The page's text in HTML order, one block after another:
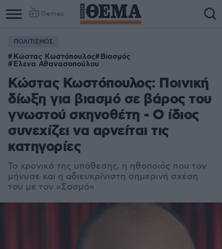
Games
ΠΟΛΙΤΙΣΜΟΣ
Κώστας Κωστόπουλος Βιασμός
Έλενα Αθανασοπούλου
Κώστας Κωστόπουλος: Ποινική
δίωξη για βιασμό σε βάρος του
γνωστού σκηνοθέτη - Ο ίδιος
συνεχίζει να αρνείται τις
κατηγορίες
Το χρονικό της υπόθεσης, η ηθοποιός που τον
μήνυσε και η αδιευκρίνιστη σημερινή σχέση
του με τον «Σασμό»